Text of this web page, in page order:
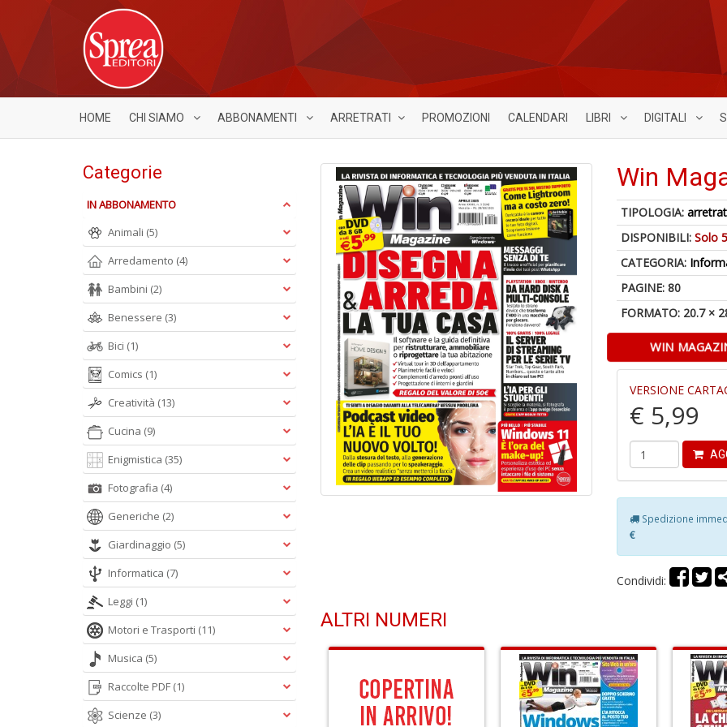
HOME CHI SIAMO ABBONAMENTI ARRETRATI PROMOZIONI CALENDARI LIBRI DIGITALI
Win
TIPOLOGIA:
DISPONIBILI:Solo
CATEGORIA:
PAGINE: 80
FORMATO: 20.7 ×
WIN
VERSIONE
€ 5,99
Spedizione
€
Condividi:
ALTRI NUMERI
Categorie
IN ABBONAMENTO
Animali (5)
Arredamento (4)
Bambini (2)
Benessere (3)
Bici (1)
Comics (1)
Creatività (13)
Cucina (9)
Enigmistica (35)
Fotografia (4)
Generiche (2)
Giardinaggio (5)
Informatica (7)
Leggi (1)
Motori e Trasporti (11)
Musica (5)
Raccolte PDF (1)
Scienze (3)